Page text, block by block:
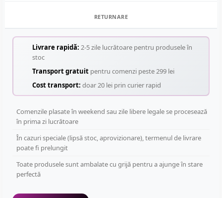
RETURNARE
Livrare rapidă: 2-5 zile lucrătoare pentru produsele în
stoc
Transport gratuit pentru comenzi peste 299 lei
Cost transport: doar 20 lei prin curier rapid
Comenzile plasate în weekend sau zile libere legale se procesează
în prima zi lucrătoare
În cazuri speciale (lipsă stoc, aprovizionare), termenul de livrare
poate fi prelungit
Toate produsele sunt ambalate cu grijă pentru a ajunge în stare
perfectă